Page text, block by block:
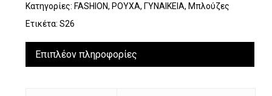
Κατηγορίες: FASHION, ΡΟΥΧΑ, ΓΥΝΑΙΚΕΙΑ, Μπλούζες
Ετικέτα: S26
Επιπλέον πληροφορίες